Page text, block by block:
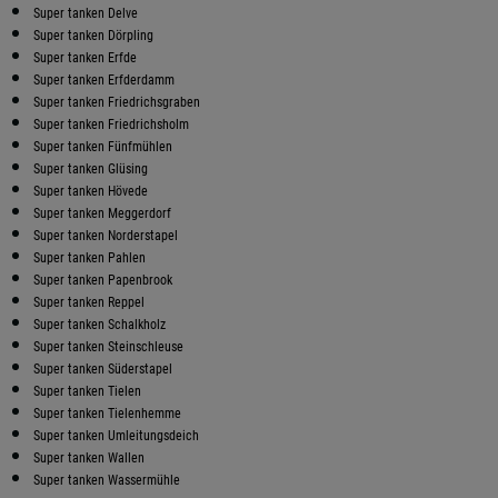
Super tanken Delve
Super tanken Dörpling
Super tanken Erfde
Super tanken Erfderdamm
Super tanken Friedrichsgraben
Super tanken Friedrichsholm
Super tanken Fünfmühlen
Super tanken Glüsing
Super tanken Hövede
Super tanken Meggerdorf
Super tanken Norderstapel
Super tanken Pahlen
Super tanken Papenbrook
Super tanken Reppel
Super tanken Schalkholz
Super tanken Steinschleuse
Super tanken Süderstapel
Super tanken Tielen
Super tanken Tielenhemme
Super tanken Umleitungsdeich
Super tanken Wallen
Super tanken Wassermühle